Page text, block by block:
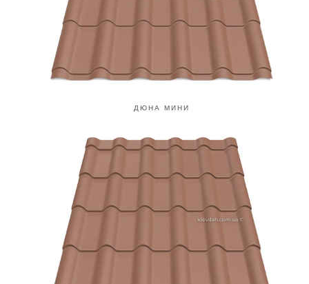
ДЮНА МИНИ